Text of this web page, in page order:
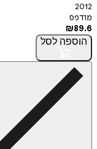
2012
מודפס
₪89.6
הוספה לסל